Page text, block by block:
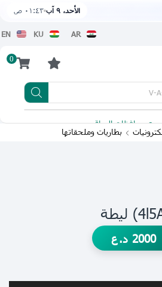
الأحد، ٩ آب ٠١:٤٣ ص
AR
KU
EN
0
محافظات العراق
بطاريات وملحقاتها
2000 د.ع